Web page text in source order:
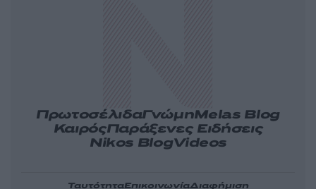
ΠρωτοσέλιδαΓνώμηMelas Blog
ΚαιρόςΠαράξενες Ειδήσεις
Nikos BlogVideos
ΤαυτότηταΕπικοινωνίαΔιαφήμιση